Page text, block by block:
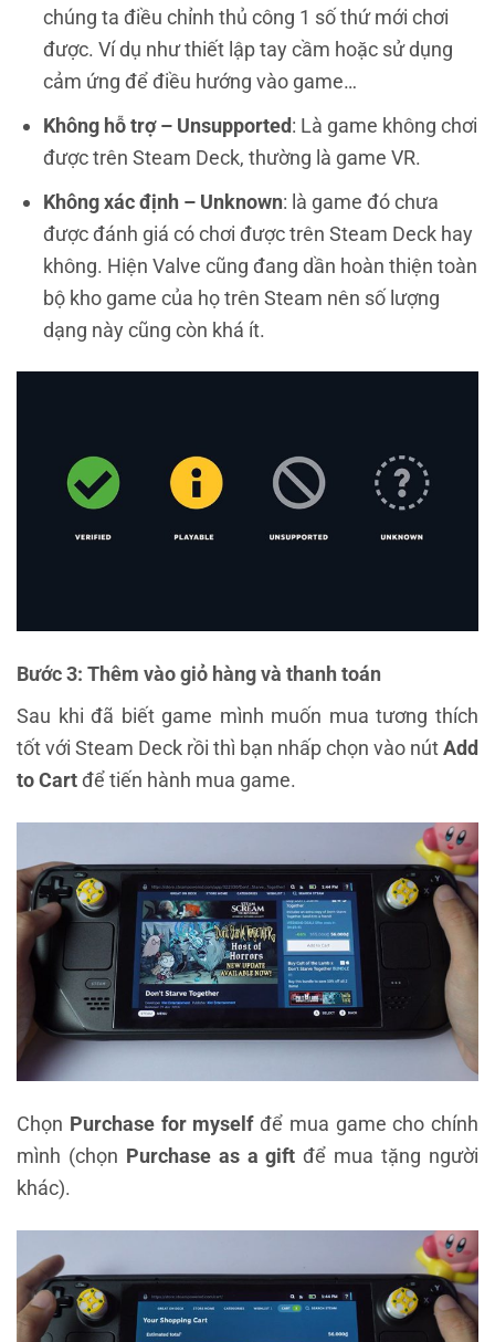
chúng ta điều chỉnh thủ công 1 số thứ mới chơi
được. Ví dụ như thiết lập tay cầm hoặc sử dụng
cảm ứng để điều hướng vào game…
Không hỗ trợ – Unsupported: Là game không chơi
được trên Steam Deck, thường là game VR.
Không xác định – Unknown: là game đó chưa
được đánh giá có chơi được trên Steam Deck hay
không. Hiện Valve cũng đang dần hoàn thiện toàn
bộ kho game của họ trên Steam nên số lượng
dạng này cũng còn khá ít.
Bước 3: Thêm vào giỏ hàng và thanh toán
Sau khi đã biết game mình muốn mua tương thích
tốt với Steam Deck rồi thì bạn nhấp chọn vào nútAdd
to Cartđể tiến hành mua game.
Chọn Purchase for myselfđể mua game cho chính
mình (chọn Purchase as a gift để mua tặng người
khác).